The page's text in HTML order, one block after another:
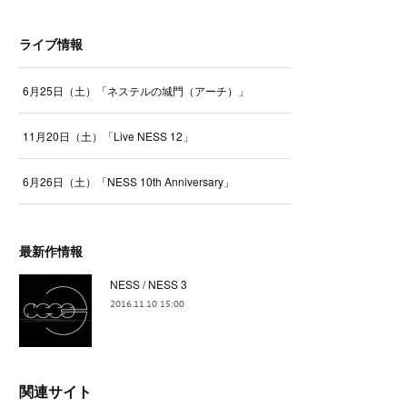
ライブ情報
6月25日（土）「ネステルの城門（アーチ）」
11月20日（土）「Live NESS 12」
6月26日（土）「NESS 10th Anniversary」
最新作情報
NESS / NESS 3
2016.11.10 15:00